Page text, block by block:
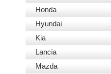
Honda
Hyundai
Kia
Lancia
Mazda